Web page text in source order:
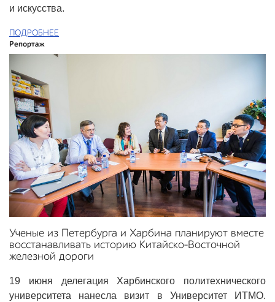
и искусства.
ПОДРОБНЕЕ
Репортаж
Ученые из Петербурга и Харбина планируют вместе
восстанавливать историю Китайско-Восточной
железной дороги
19 июня делегация Харбинского политехнического
университета нанесла визит в Университет ИТМО.